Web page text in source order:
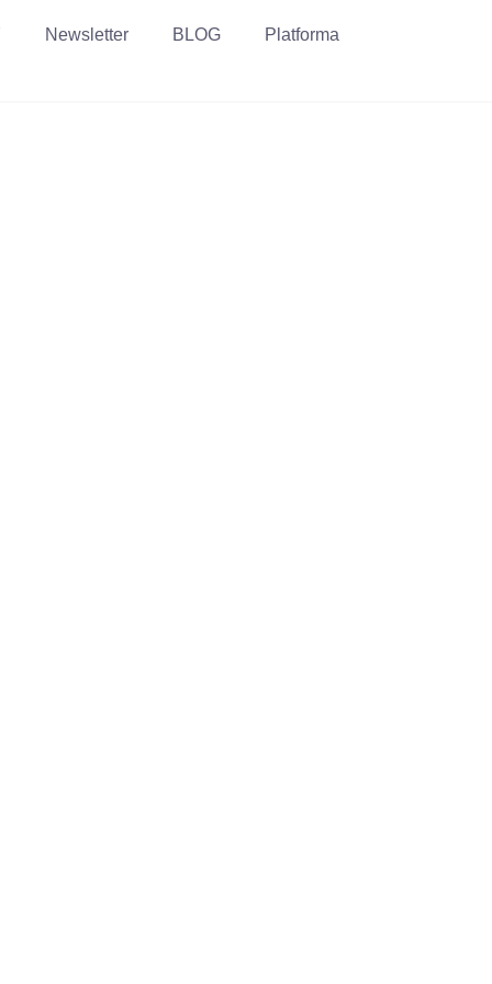
Newsletter BLOG Platforma